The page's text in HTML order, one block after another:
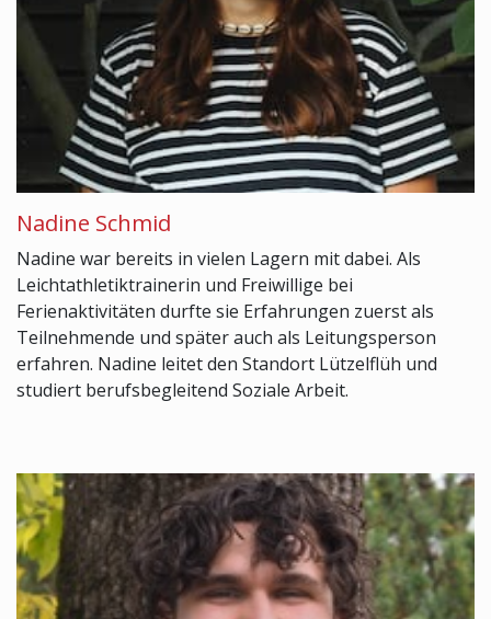
Nadine Schmid
Nadine war bereits in vielen Lagern mit dabei. Als
Leichtathletiktrainerin und Freiwillige bei
Ferienaktivitäten durfte sie Erfahrungen zuerst als
Teilnehmende und später auch als Leitungsperson
erfahren. Nadine leitet den Standort Lützelflüh und
studiert berufsbegleitend Soziale Arbeit.